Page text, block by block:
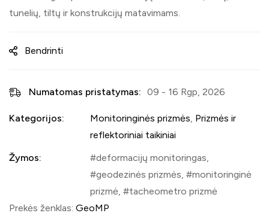
tunelių, tiltų ir konstrukcijų matavimams.
Bendrinti
Numatomas pristatymas: 09 - 16 Rgp, 2026
Kategorijos: Monitoringinės prizmės Prizmės ir
reflektoriniai taikiniai
Žymos:
deformacijų monitoringas
geodezinės prizmės
monitoringinė
prizmė
tacheometro prizmė
Prekės ženklas: GeoMP